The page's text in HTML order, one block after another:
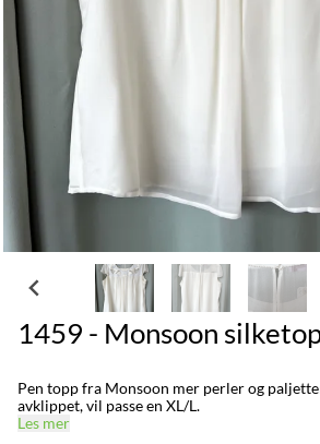
1459 - Monsoon
Pen topp fra Monsoon mer perler og
avklippet, vil passe en XL/L.
Les mer